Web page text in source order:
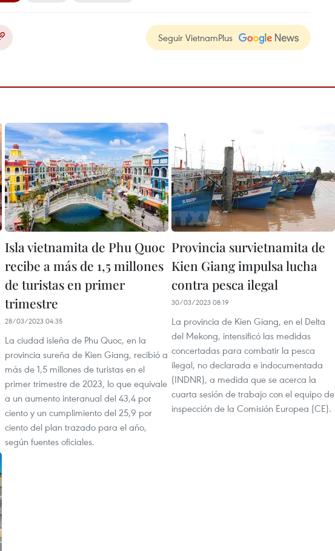
Seguir VietnamPlus
Isla vietnamita de Phu Quoc
recibe a más de 1,5 millones
de turistas en primer
trimestre
28/03/2023 04:35
La ciudad isleña de Phu Quoc, en la
provincia sureña de Kien Giang, recibió a
más de 1,5 millones de turistas en el
primer trimestre de 2023, lo que equivale
a un aumento interanual del 43,4 por
ciento y un cumplimiento del 25,9 por
ciento del plan trazado para el año,
según fuentes oficiales.
Provincia survietnamita de
Kien Giang impulsa lucha
contra pesca ilegal
30/03/2023 08:19
La provincia de Kien Giang, en el Delta
del Mekong, intensificó las medidas
concertadas para combatir la pesca
ilegal, no declarada e indocumentada
(INDNR), a medida que se acerca la
cuarta sesión de trabajo con el equipo de
inspección de la Comisión Europea (CE).